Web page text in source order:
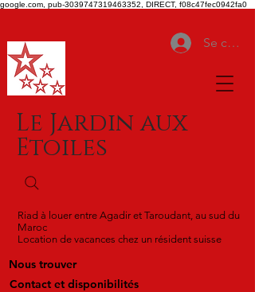
google.com, pub-3039747319463352, DIRECT, f08c47fec0942fa0
Se
Le Jardin aux
Etoiles
Riad à louer entre Agadir et Taroudant, au sud du
Maroc
Location de vacances chez un résident suisse
Nous trouver
Contact et disponibilités